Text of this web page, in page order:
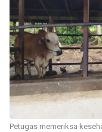
Petugas memeriksa